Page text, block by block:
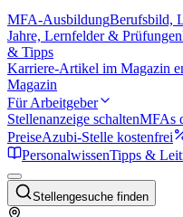
MFA-AusbildungBerufsbild,
Jahre, Lernfelder & Prüfungen
& Tipps
Karriere-Artikel im Magazin
Magazin
Für Arbeitgeber
Stellenanzeige schaltenMFAs
PreiseAzubi-Stelle kostenfrei
PersonalwissenTipps &
Stellengesuche finden